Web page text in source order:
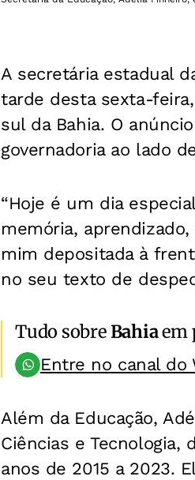
A secretária estadual
tarde desta sexta-
sul da Bahia. O
governadoria ao lado
“Hoje é um dia
memória,
mim depositada à
no seu texto de
Tudo sobreBahiaem
Entre no canal do
Além da Educação,
Ciências e Tecnologia,
anos de 2015 a 2023.